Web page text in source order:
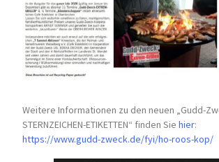
Weitere Informationen zu den neuen „Gudd-
STERNZEICHEN-ETIKETTEN“ finden Siehier:
https://www.gudd-zweck.de/fyi/ho-roos-kop/